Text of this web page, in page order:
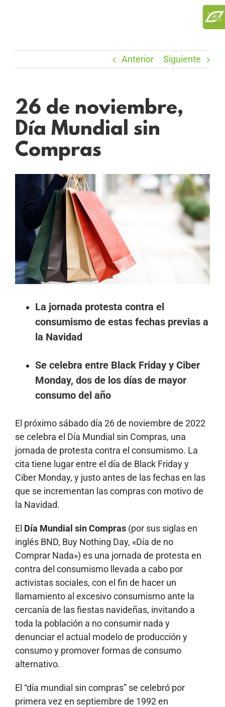
Anterior Siguiente
26 de noviembre,
Día Mundial sin
Compras
Ver
imagen
más
grande
La jornada protesta contra el
consumismo de estas fechas previas a
la Navidad
Se celebra entre Black Friday y Ciber
Monday, dos de los días de mayor
consumo del año
El próximo sábado día 26 de noviembre de 2022
se celebra el Día Mundial sin Compras, una
jornada de protesta contra el consumismo. La
cita tiene lugar entre el día de Black Friday y
Ciber Monday, y justo antes de las fechas en las
que se incrementan las compras con motivo de
la Navidad.
El Día Mundial sin Compras (por sus siglas en
inglés BND, Buy Nothing Day, «Día de no
Comprar Nada») es una jornada de protesta en
contra del consumismo llevada a cabo por
activistas sociales, con el fin de hacer un
llamamiento al excesivo consumismo ante la
cercanía de las fiestas navideñas, invitando a
toda la población a no consumir nada y
denunciar el actual modelo de producción y
consumo y promover formas de consumo
alternativo.
El “día mundial sin compras” se celebró por
primera vez en septiembre de 1992 en
Area